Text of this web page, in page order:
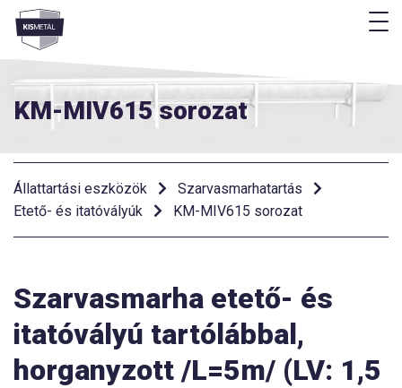
Menü
KM-MIV615 sorozat
Állattartási eszközök
Szarvasmarhatartás
Etető- és itatóvályúk
KM-MIV615 sorozat
Szarvasmarha etető- és
itatóvályú tartólábbal,
horganyzott /L=5m/ (LV: 1,5